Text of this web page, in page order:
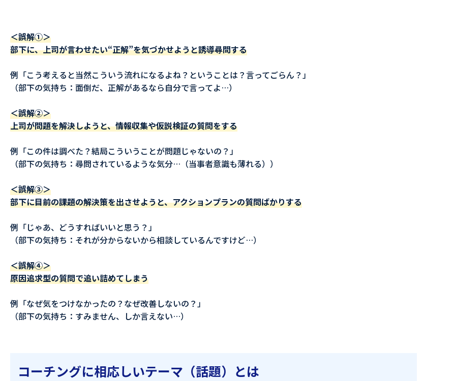
＜誤解①＞
部下に、上司が言わせたい“正解”を気づかせようと誘導尋問する
例「こう考えると当然こういう流れになるよね？ということは？言ってごらん？」
（部下の気持ち：面倒だ、正解があるなら自分で言ってよ…）
＜誤解②＞
上司が問題を解決しようと、情報収集や仮説検証の質問をする
例「この件は調べた？結局こういうことが問題じゃないの？」
（部下の気持ち：尋問されているような気分…（当事者意識も薄れる））
＜誤解③＞
部下に目前の課題の解決策を出させようと、アクションプランの質問ばかりする
例「じゃあ、どうすればいいと思う？」
（部下の気持ち：それが分からないから相談しているんですけど…）
＜誤解④＞
原因追求型の質問で追い詰めてしまう
例「なぜ気をつけなかったの？なぜ改善しないの？」
（部下の気持ち：すみません、しか言えない…）
コーチングに相応しいテーマ（話題）とは